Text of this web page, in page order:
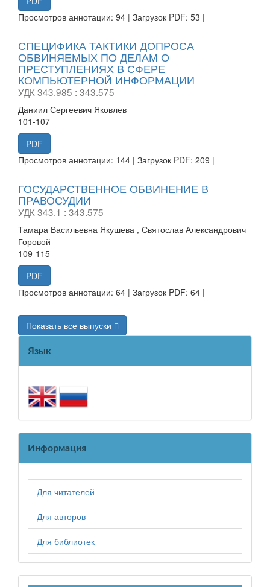
Просмотров аннотации: 94 | Загрузок PDF: 53 |
СПЕЦИФИКА ТАКТИКИ ДОПРОСА
ОБВИНЯЕМЫХ ПО ДЕЛАМ О
ПРЕСТУПЛЕНИЯХ В СФЕРЕ
КОМПЬЮТЕРНОЙ ИНФОРМАЦИИ
УДК 343.985 : 343.575
Даниил Сергеевич Яковлев
101-107
PDF
Просмотров аннотации: 144 | Загрузок PDF: 209 |
ГОСУДАРСТВЕННОЕ ОБВИНЕНИЕ В
ПРАВОСУДИИ
УДК 343.1 : 343.575
Тамара Васильевна Якушева , Святослав Александрович
Горовой
109-115
PDF
Просмотров аннотации: 64 | Загрузок PDF: 64 |
Показать все выпуски
Язык
Информация
Для читателей
Для авторов
Для библиотек